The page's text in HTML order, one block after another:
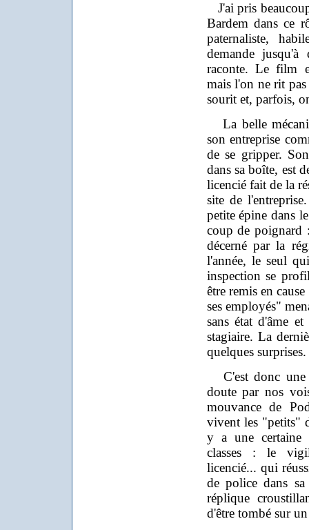
J'ai pris
Bardem dans ce
paternaliste,
demande
raconte. Le film
mais l'on ne rit
sourit et, parfois,
La belle
son entreprise
de se gripper.
dans sa boîte, est
licencié fait de la
site de
petite épine dans
coup de
décerné par la
l'année, le seul
inspection se
être remis en
ses employés"
sans état d'âme et
stagiaire. La
quelques surprises.
C'est donc une
doute par nos
mouvance de
vivent les "petits"
y a une certaine
classes : le
licencié... qui
de police dans
réplique
d'être tombé sur